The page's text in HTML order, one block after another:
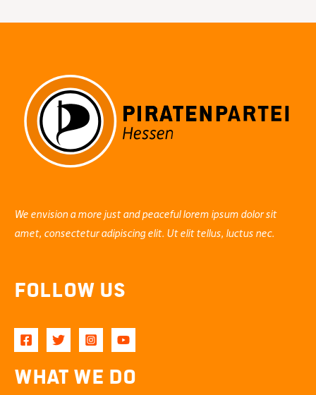
We envision a more just and peaceful lorem ipsum dolor sit
amet, consectetur adipiscing elit. Ut elit tellus, luctus nec.
Follow Us
What We Do